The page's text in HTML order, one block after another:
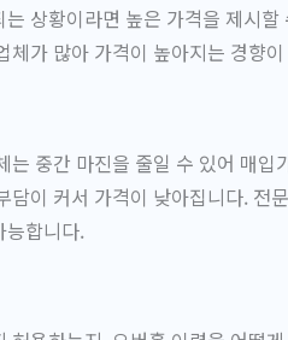
상황이라면 높은 가격을 제시
체가 많아 가격이 높아지는 경향
는 중간 마진을 줄일 수 있어 매
담이 커서 가격이 낮아집니다. 전
능합니다.